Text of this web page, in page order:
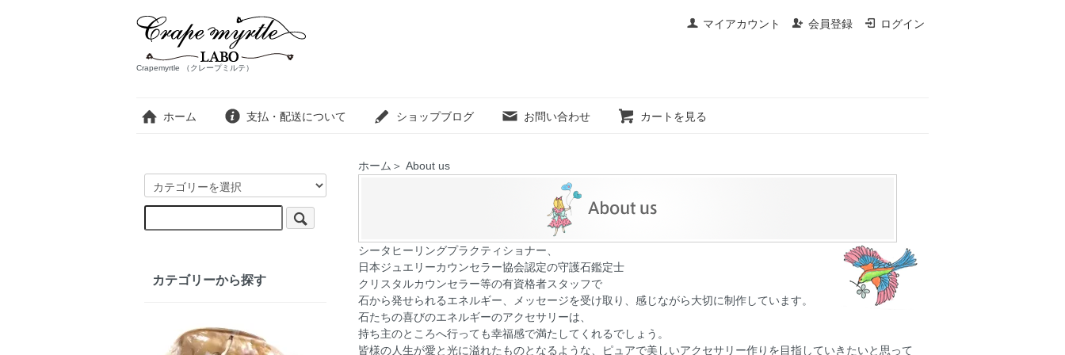
マイアカウント 会員登録 ログイン
Crapemyrtle （クレープミルテ）
ホーム 支払・配送について ショップブログ お問い合わせ カートを見る
ホーム ＞ About us
シータヒーリングプラクティショナー、
日本ジュエリーカウンセラー協会認定の守護石鑑定士
クリスタルカウンセラー等の有資格者スタッフで
石から発せられるエネルギー、メッセージを受け取り、感じながら大切に制作しています。
石たちの喜びのエネルギーのアクセサリーは、
持ち主のところへ行っても幸福感で満たしてくれるでしょう。
皆様の人生が愛と光に溢れたものとなるような、ピュアで美しいアクセサリー作りを目指していきたいと思って
カテゴリーから探す